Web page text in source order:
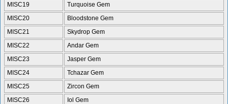
MISC19
Turquoise Gem
MISC20
Bloodstone Gem
MISC21
Skydrop Gem
MISC22
Andar Gem
MISC23
Jasper Gem
MISC24
Tchazar Gem
MISC25
Zircon Gem
MISC26
Iol Gem